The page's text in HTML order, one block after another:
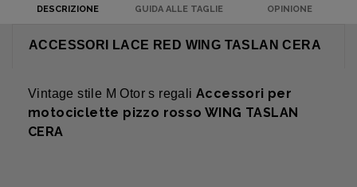
DESCRIZIONE GUIDA ALLE TAGLIE OPINIONE
ACCESSORI LACE RED WING TASLAN CERA
Vintagestile M Otors regaliAccessori per
motociclette pizzo rosso WING TASLAN
CERA